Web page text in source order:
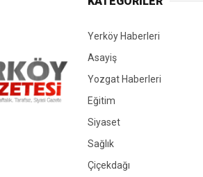
Yerköy Haberleri
Asayiş
Yozgat Haberleri
Eğitim
Siyaset
Sağlık
Çiçekdağı